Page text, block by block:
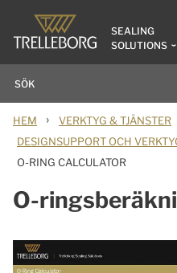
SEALING
SOLUTIONS
HEM › VERKTYG & TJÄNSTER
DESIGNSUPPORT OCH
O-RING CALCULATOR
O-